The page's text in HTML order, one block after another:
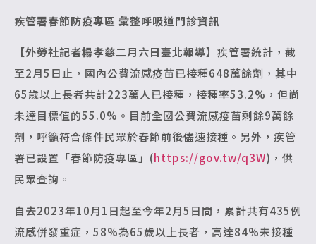
疾管署春節防疫專區 彙整呼吸道門診資訊
【外勞社記者楊孝慈二月六日臺北報導】 疾管署統計，截
至2月5日止，國內公費流感疫苗已接種648萬餘劑，其中
65歲以上長者共計223萬人已接種，接種率53.2%，但尚
未達目標值的55.0%。目前全國公費流感疫苗剩餘9萬餘
劑，呼籲符合條件民眾於春節前後儘速接種。另外，疾管
署已設置「春節防疫專區」(https://gov.tw/q3W)，供
民眾查詢。
自去2023年10月1日起至今年2月5日間，累計共有435例
流感併發重症，58%為65歲以上長者，高達84%未接種